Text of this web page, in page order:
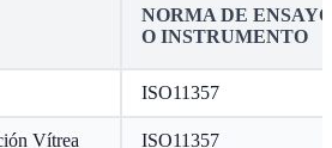
NORMA DE ENSAYO
O INSTRUMENTO
ISO11357
Vítrea ISO11357